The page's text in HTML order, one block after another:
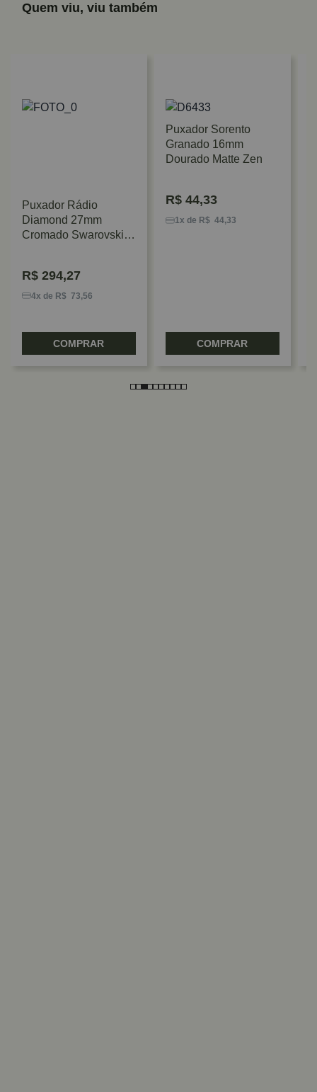
Quem viu, viu também
Puxador Rádio
Diamond 27mm
Cromado Swarovski
R$ 294,27
4x de R$ 73,56
COMPRAR
Puxador Sorento
Granado 16mm
Dourado Matte Zen
R$ 44,33
1x de R$ 44,33
COMPRAR